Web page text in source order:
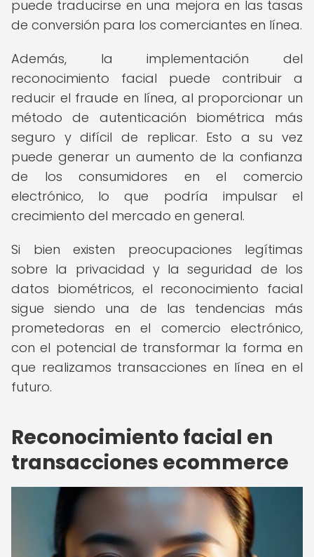
puede traducirse en una mejora en las tasas
de conversión para los comerciantes en línea.
Además, la implementación del
reconocimiento facial puede contribuir a
reducir el fraude en línea, al proporcionar un
método de autenticación biométrica más
seguro y difícil de replicar. Esto a su vez
puede generar un aumento de la confianza
de los consumidores en el comercio
electrónico, lo que podría impulsar el
crecimiento del mercado en general.
Si bien existen preocupaciones legítimas
sobre la privacidad y la seguridad de los
datos biométricos, el reconocimiento facial
sigue siendo una de las tendencias más
prometedoras en el comercio electrónico,
con el potencial de transformar la forma en
que realizamos transacciones en línea en el
futuro.
Reconocimiento facial en
transacciones ecommerce